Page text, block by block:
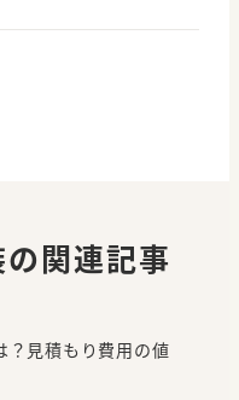
関連記事
？見積もり費用の値